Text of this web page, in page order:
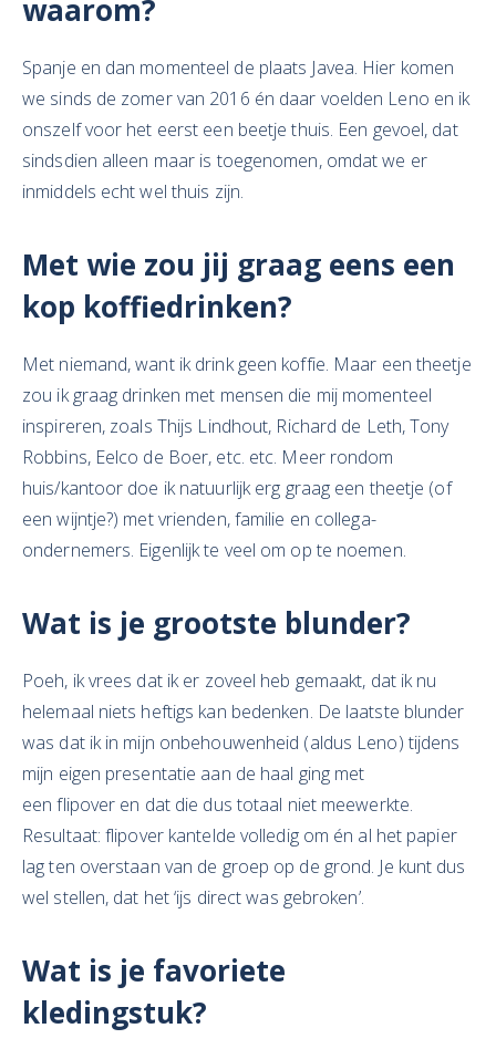
waarom?
Spanje en dan momenteel de plaats Javea. Hier komen
we sinds de zomer van 2016 én daar voelden Leno en ik
onszelf voor het eerst een beetje thuis. Een gevoel, dat
sindsdien alleen maar is toegenomen, omdat we er
inmiddels echt wel thuis zijn.
Met wie zou jij graag eens een
kop koffiedrinken?
Met niemand, want ik drink geen koffie. Maar een theetje
zou ik graag drinken met mensen die mij momenteel
inspireren, zoals Thijs Lindhout, Richard de Leth, Tony
Robbins, Eelco de Boer, etc. etc. Meer rondom
huis/kantoor doe ik natuurlijk erg graag een theetje (of
een wijntje?) met vrienden, familie en collega-
ondernemers. Eigenlijk te veel om op te noemen.
Wat is je grootste blunder?
Poeh, ik vrees dat ik er zoveel heb gemaakt, dat ik nu
helemaal niets heftigs kan bedenken. De laatste blunder
was dat ik in mijn onbehouwenheid (aldus Leno) tijdens
mijn eigen presentatie aan de haal ging met
een flipover en dat die dus totaal niet meewerkte.
Resultaat: flipover kantelde volledig om én al het papier
lag ten overstaan van de groep op de grond. Je kunt dus
wel stellen, dat het ‘ijs direct was gebroken’.
Wat is je favoriete
kledingstuk?